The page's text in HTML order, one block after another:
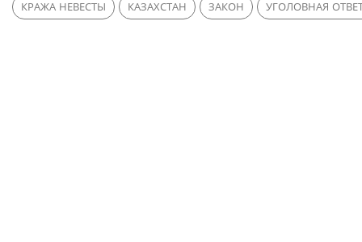
КРАЖА НЕВЕСТЫ КАЗАХСТАН ЗАКОН УГОЛОВНАЯ